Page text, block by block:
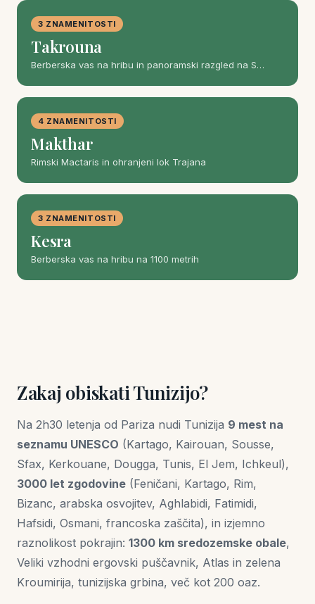
3 ZNAMENITOSTI
Takrouna
Berberska vas na hribu in panoramski razgled na S…
4 ZNAMENITOSTI
Makthar
Rimski Mactaris in ohranjeni lok Trajana
3 ZNAMENITOSTI
Kesra
Berberska vas na hribu na 1100 metrih
Zakaj obiskati Tunizijo?
Na 2h30 letenja od Pariza nudi Tunizija 9 mest na
seznamu UNESCO (Kartago, Kairouan, Sousse,
Sfax, Kerkouane, Dougga, Tunis, El Jem, Ichkeul),
3000 let zgodovine (Feničani, Kartago, Rim,
Bizanc, arabska osvojitev, Aghlabidi, Fatimidi,
Hafsidi, Osmani, francoska zaščita), in izjemno
raznolikost pokrajin: 1300 km sredozemske obale,
Veliki vzhodni ergovski puščavnik, Atlas in zelena
Kroumirija, tunizijska grbina, več kot 200 oaz.